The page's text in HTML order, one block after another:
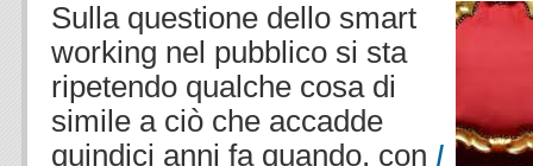
Sulla questione dello smart
working nel pubblico si sta
ripetendo qualche cosa di
simile a ciò che accadde
quindici anni fa quando, con I